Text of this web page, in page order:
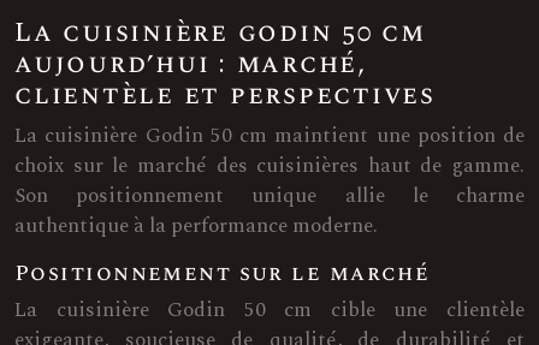
La cuisinière godin 50 cm
aujourd’hui : marché,
clientèle et perspectives
La cuisinière Godin 50 cm maintient une position de
choix sur le marché des cuisinières haut de gamme.
Son positionnement unique allie le charme
authentique à la performance moderne.
Positionnement sur le marché
La cuisinière Godin 50 cm cible une clientèle